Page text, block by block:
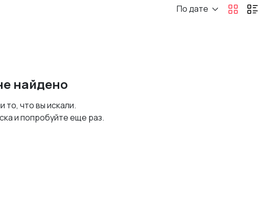
По дате
найдено
то, что вы искали.
и попробуйте еще раз.